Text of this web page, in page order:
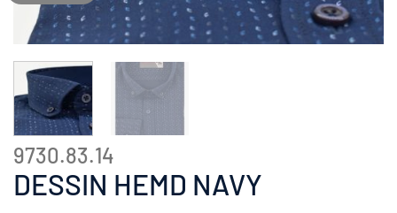
9730.83.14
DESSIN HEMD NAVY